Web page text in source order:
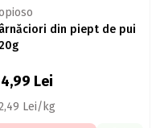
din piept de pui
Lei
Lei/kg